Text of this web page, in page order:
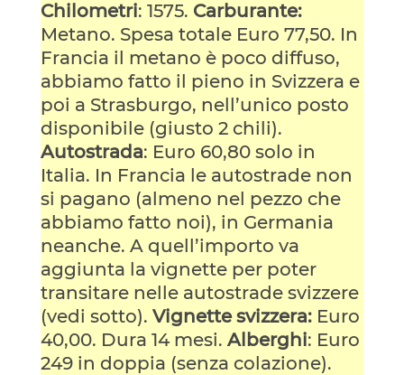
Chilometri: 1575. Carburante:
Metano. Spesa totale Euro 77,50. In
Francia il metano è poco diffuso,
abbiamo fatto il pieno in Svizzera e
poi a Strasburgo, nell’unico posto
disponibile (giusto 2 chili).
Autostrada: Euro 60,80 solo in
Italia. In Francia le autostrade non
si pagano (almeno nel pezzo che
abbiamo fatto noi), in Germania
neanche. A quell’importo va
aggiunta la vignette per poter
transitare nelle autostrade svizzere
(vedi sotto). Vignette svizzera:Euro
40,00. Dura 14 mesi. Alberghi: Euro
249 in doppia (senza colazione).